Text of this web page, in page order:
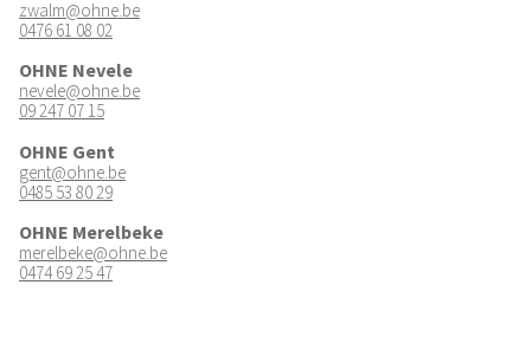
zwalm@ohne.be
0476 61 08 02
OHNE Nevele
nevele@ohne.be
09 247 07 15
OHNE Gent
gent@ohne.be
0485 53 80 29
OHNE Merelbeke
merelbeke@ohne.be
0474 69 25 47